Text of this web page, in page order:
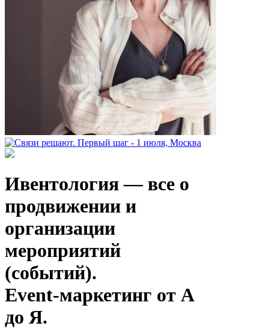
Ивентология — все о
продвижении и
организации
мероприятий
(событий).
Event-маркетинг от А
до Я.